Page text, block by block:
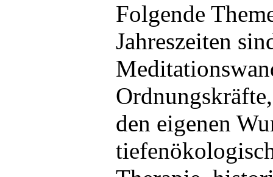
Folgende
Jahreszeiten
den eigenen